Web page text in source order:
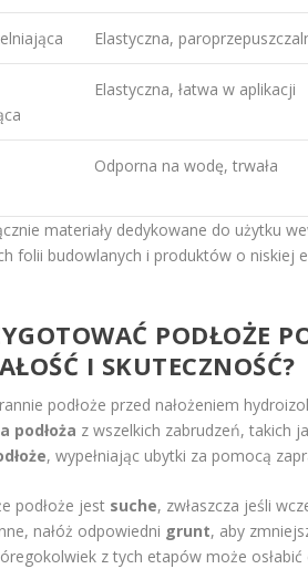
Elastyczna,
Elastyczna, łatwa w aplikacji
Odporna na wodę, trwała
materiały dedykowane do użytku
folii budowlanych i produktów o niskiej
PODŁOŻE
I SKUTECZNOŚĆ?
podłoże przed nałożeniem
podłoża z wszelkich zabrudzeń, takich
, wypełniając ubytki za pomocą
podłoże jest suche, zwłaszcza jeśli
nałóż odpowiedni grunt, aby
z tych etapów może